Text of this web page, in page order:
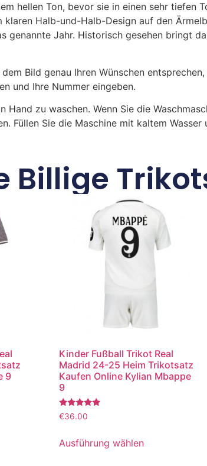
hellen Ton, bevor sie in einen sehr tiefen
Halb-und-Halb-Design auf den
Jahr. Historisch gesehen bringt
Bild genau Ihren Wünschen
und Ihre Nummer eingeben.
zu waschen. Wenn Sie die
Füllen Sie die Maschine mit kaltem Wasser
Billige
9
Kinder Fußball Trikot Real
Madrid 24-25 Heim Trikotsatz
Kaufen Online Kylian Mbappe
9
Bewertet
mit
von 5
€36.00
Ausführung wählen